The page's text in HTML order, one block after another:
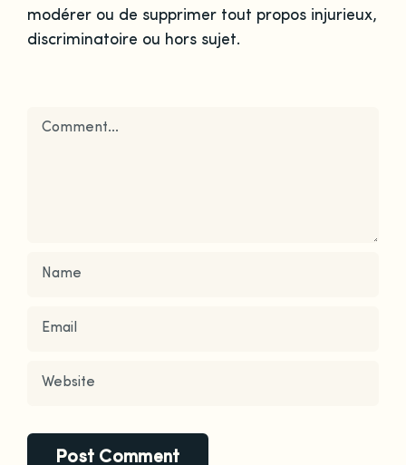
modérer ou de supprimer tout propos injurieux,
discriminatoire ou hors sujet.
Comment